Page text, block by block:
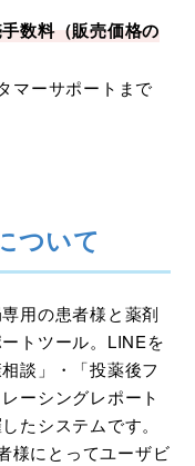
数料（販売価格の
マーサポートまで
ついて
用の患者様と薬剤
トツール。LINEを
談」・「投薬後フ
ーシングレポート
たシステムです。
様にとってユーザビ